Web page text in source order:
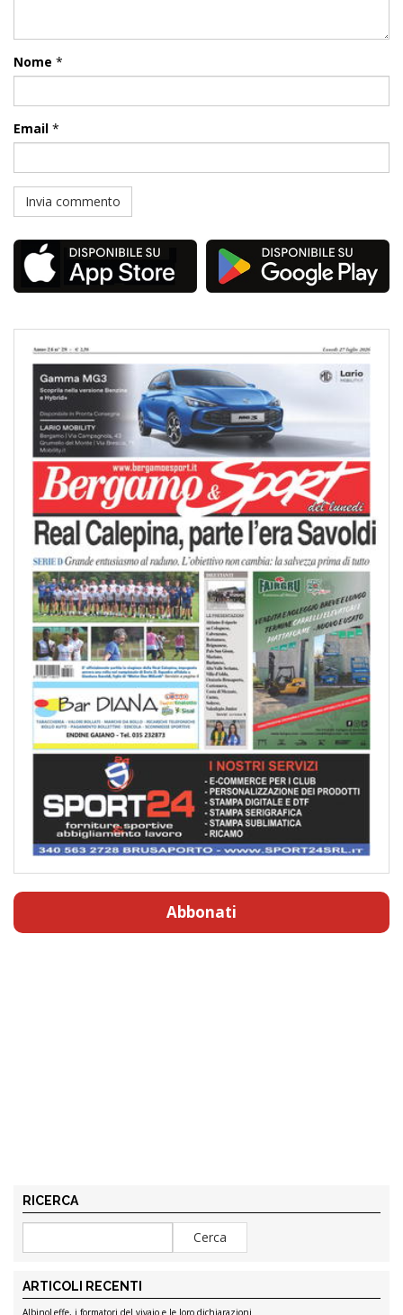
Nome *
Email *
Abbonati
RICERCA
ARTICOLI RECENTI
AlbinoLeffe, i formatori del vivaio e le loro dichiarazioni